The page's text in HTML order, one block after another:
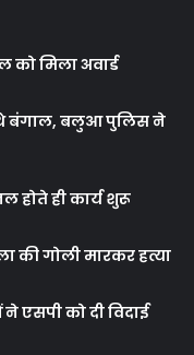
को मिला अवार्ड
थे बंगाल, बलुआ पुलिस ने
होते ही कार्य शुरू
की गोली मारकर हत्या
एसपी को दी विदाई